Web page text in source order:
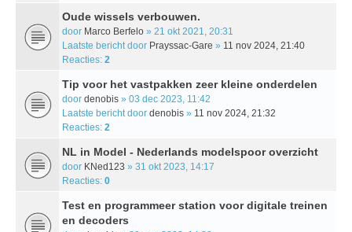
Oude wissels verbouwen.
door Marco Berfelo » 21 okt 2021, 20:31
Laatste bericht door Prayssac-Gare » 11 nov 2024, 21:40
Reacties: 2
Tip voor het vastpakken zeer kleine onderdelen
door denobis » 03 dec 2023, 11:42
Laatste bericht door denobis » 11 nov 2024, 21:32
Reacties: 2
NL in Model - Nederlands modelspoor overzicht
door KNed123 » 31 okt 2023, 14:17
Reacties: 0
Test en programmeer station voor digitale treinen
en decoders